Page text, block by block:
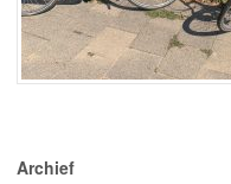
Archief